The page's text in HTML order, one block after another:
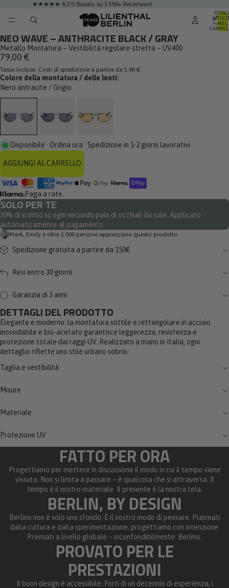
★★★★★ 4,7/5 Basato su 3.500+ Recensioni
NEL
NEO WAVE – ANTHRACITE BLACK / GRAY
Metallo Montatura – Vestibilità regolare-stretta – UV400
79,00 €
Tasse incluse. Costi di spedizione a partire da 5,90 €.
Colore della montatura / delle lenti:
Nero antracite / Grigio
Disponibile · Ordina ora · Spedizione in 1-2 giorni lavorativi
AGGIUNGI AL CARRELLO
Paga a rate.
SOLO PER TE
30% di sconto su ogni secondo paio di occhiali da sole. Applicato
automaticamente al pagamento.
Mark, Emily e oltre 1.000 persone apprezzano questo prodotto
Spedizione gratuita a partire da 150€
Resi entro 30 giorni
Garanzia di 3 anni
DETTAGLI DEL PRODOTTO
Elegante e moderno: la montatura sottile e rettangolare in acciaio
inossidabile e bio-acetato garantisce leggerezza, resistenza e
protezione totale dai raggi UV. Realizzato a mano in Italia, ogni
dettaglio riflette uno stile urbano sobrio.
Taglia e vestibilità
Misure
Materiale
Protezione UV
FATTO PER ORA
Progettiamo per mettere in discussione il modo in cui il tempo viene
vissuto. Non si limita a passare – è qualcosa che si attraversa. Il
tempo è il nostro materiale. Il presente è la nostra tela.
BERLIN, BY DESIGN
Berlino non è solo uno sfondo. È il nostro modo di pensare. Plasmati
dalla cultura e dalla sperimentazione, progettiamo con intenzione.
Premiati a livello globale – inconfondibilmente: Berlino.
PROVATO PER LE
PRESTAZIONI
Il buon design è accessibile. Forti di un decennio di esperienza, i